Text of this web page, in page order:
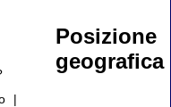
|
Posizione
geografica